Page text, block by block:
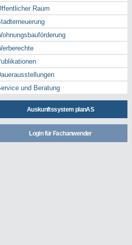
Raum
und Beratung
Auskunftssystem planAS
Login für Fachanwender